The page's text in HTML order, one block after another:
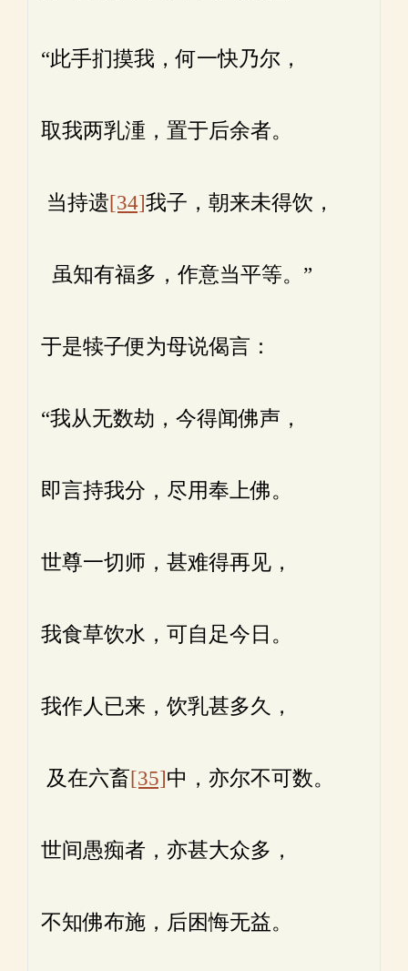
“此手扪摸我，何一快乃尔，
取我两乳湩，置于后余者。
当持遗[34]我子，朝来未得饮，
虽知有福多，作意当平等。”
于是犊子便为母说偈言：
“我从无数劫，今得闻佛声，
即言持我分，尽用奉上佛。
世尊一切师，甚难得再见，
我食草饮水，可自足今日。
我作人已来，饮乳甚多久，
及在六畜[35]中，亦尔不可数。
世间愚痴者，亦甚大众多，
不知佛布施，后困悔无益。